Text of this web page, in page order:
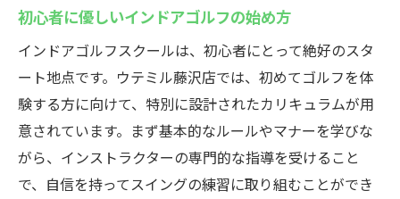
スンの魅力
初心者向けレッスンの内容と特長
専門インストラクターによるパーソナライ
ズ指導
最新機器を使った効果的な練習方法
初心者が陥りやすいミスとその解決策
レッスンを通じた自信のつけ方
初心者に優しいインドアゴルフの始め方
インドアゴルフスクールは、初心者にとって絶好のスタ
ート地点です。ウテミル藤沢店では、初めてゴルフを体
験する方に向けて、特別に設計されたカリキュラムが用
意されています。まず基本的なルールやマナーを学びな
がら、インストラクターの専門的な指導を受けること
で、自信を持ってスイングの練習に取り組むことができ